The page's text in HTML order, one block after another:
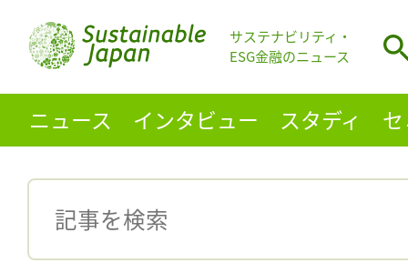
サステナビリティ・
ESG金融のニュース
ニュース インタビュー スタディ